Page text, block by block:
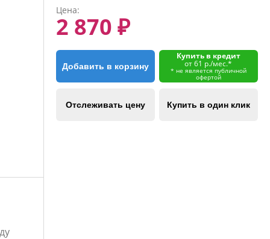
Цена:
2 870 ₽
Добавить в корзину
Купить в кредит
от 61 р./мес.*
* не является публичной
офертой
Отслеживать цену Купить в один клик